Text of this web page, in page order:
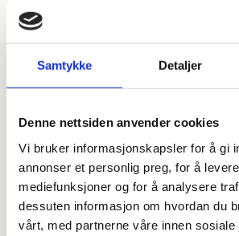
Samtykke Detaljer
Denne nettsiden anvender cookies
Vi bruker informasjonskapsler for å gi
annonser et personlig preg, for å
mediefunksjoner og for å analysere
dessuten informasjon om hvordan du
vårt, med partnerne våre innen sosiale
200 g melk eller plantebasert melk
Friske bær, som blåbær, jordbær eller
Sammenvispet egg til pensling
Melis til pynt